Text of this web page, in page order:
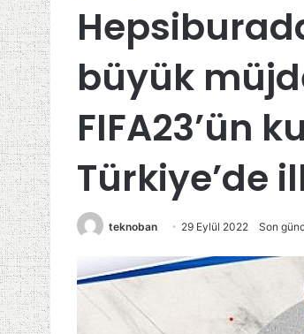
büyük
FIFA23’ün
Türkiye’de
teknoban 29 Eylül 2022 Son